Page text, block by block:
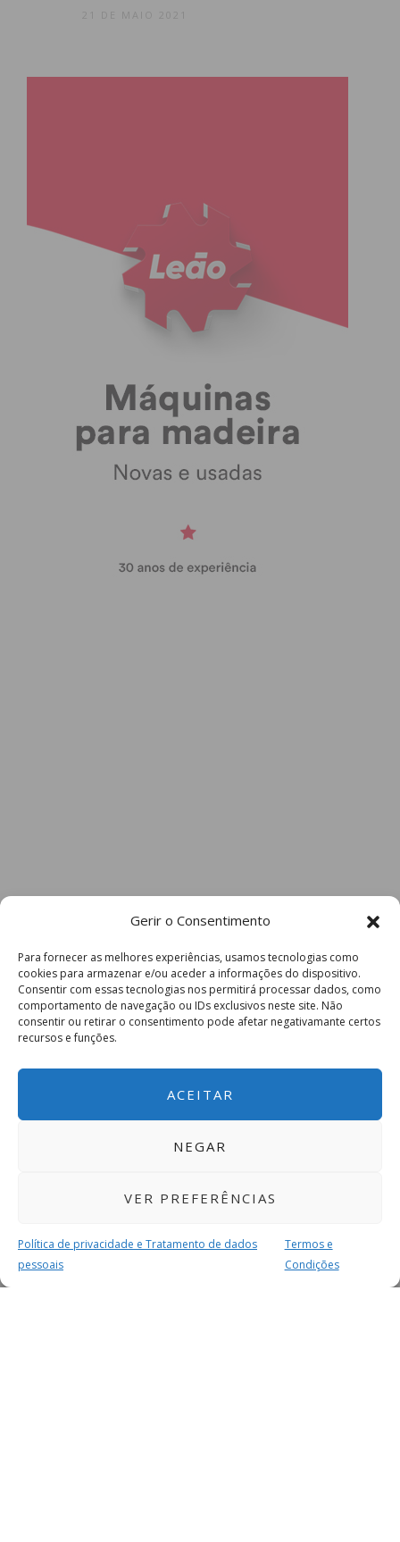
Gerir o Consentimento
Para fornecer as melhores experiências, usamos tecnologias como
cookies para armazenar e/ou aceder a informações do dispositivo.
Consentir com essas tecnologias nos permitirá processar dados, como
comportamento de navegação ou IDs exclusivos neste site. Não
consentir ou retirar o consentimento pode afetar negativamante certos
recursos e funções.
ACEITAR
NEGAR
VER PREFERÊNCIAS
Política de privacidade e Tratamento de dados
pessoais
Termos e
Condições
21 DE MAIO 2021